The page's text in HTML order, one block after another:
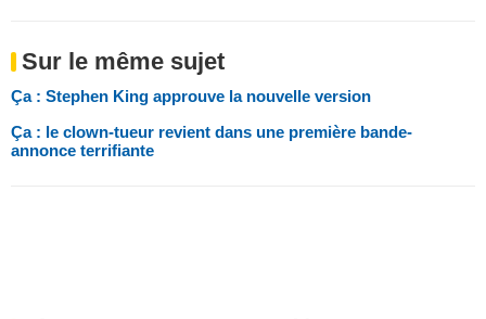
Sur le même sujet
Ça : Stephen King approuve la nouvelle version
Ça : le clown-tueur revient dans une première bande-
annonce terrifiante